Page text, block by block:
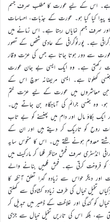
ہے۔ اس کے لیے عورت کا مطلب صرف جسم
کیا گیا ہو۔ عورت کے جذبات، احساسات
صرف جسم نمایاں رہتا ہے۔ اس زمانے میں
ہے۔ پورنوگرافی کے عادی شخص کے تصور
سے دور ہوتا جاتا ہے جس کی عزت وقار
رکھتی ہے۔ وہ ایک ایسی بے جان عورت
کھلونا ہے۔ ایسی مریضانہ سوچ اس کے
معاشروں میں عورت کے لیے عزت ختم
وہ جنسی جرائم کی آماجگاہ بن جاتے ہیں۔
ایک بکاؤ مال اور دام میں پھنسنے کو بے تاب
روح کو تاریک کر دیتے ہیں اور ان کے
معدوم ہونے لگتے ہیں۔ اس کا منحوس سایہ
انڈسٹری صرف فحش مناظر فلما کر مارکیٹ میں
نہیں فروخت کرتی، یہ دراصل جنسی fantasy کو فروخت کرتی ہے۔ فحش فلمیں بنانے والے
دیگر حواس سے زیادہ گہرا تعلق آنکھ کا
تخیل خیال کی طرف زیادہ کشادگی سے کھلتی
کو گندگی اور غلاظت کے ڈھیر میں تبدیل کر
ہے، بلکہ اس کی تاریں تخیل خیال سے جڑی